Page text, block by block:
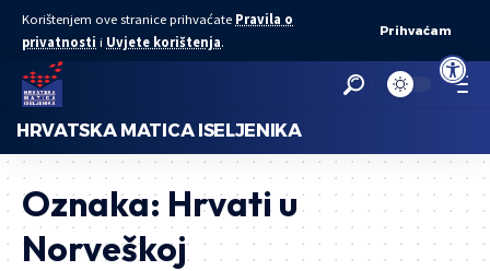
Open
Korištenjem ove stranice prihvaćate Pravila o
privatnosti i Uvjete korištenja.
Prihvaćam
HRVATSKA MATICA ISELJENIKA
Oznaka: Hrvati u
Norveškoj